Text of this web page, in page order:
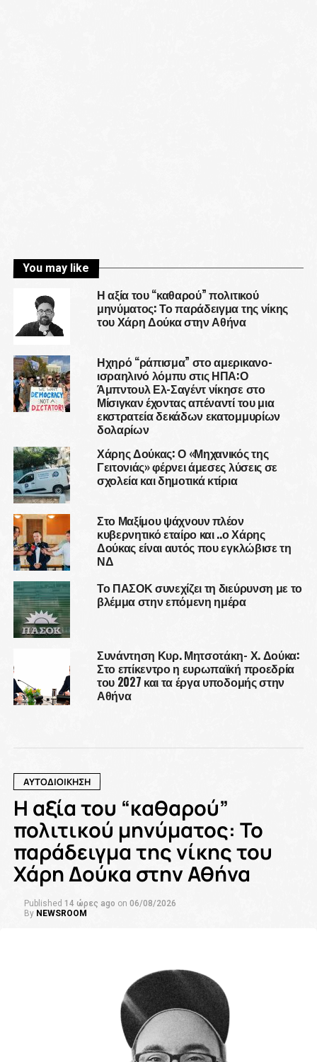
You may like
Η αξία του “καθαρού” πολιτικού
μηνύματος: Το παράδειγμα της νίκης
του Χάρη Δούκα στην Αθήνα
Ηχηρό “ράπισμα” στο αμερικανο-
ισραηλινό λόμπυ στις ΗΠΑ:Ο
Άμπντουλ Ελ-Σαγέντ νίκησε στο
Μίσιγκαν έχοντας απέναντί του μια
εκστρατεία δεκάδων εκατομμυρίων
δολαρίων
Χάρης Δούκας: Ο «Μηχανικός της
Γειτονιάς» φέρνει άμεσες λύσεις σε
σχολεία και δημοτικά κτίρια
Στο Μαξίμου ψάχνουν πλέον
κυβερνητικό εταίρο και ..ο Χάρης
Δούκας είναι αυτός που εγκλώβισε τη
ΝΔ
Το ΠΑΣΟΚ συνεχίζει τη διεύρυνση με το
βλέμμα στην επόμενη ημέρα
Συνάντηση Κυρ. Μητσοτάκη- Χ. Δούκα:
Στο επίκεντρο η ευρωπαϊκή προεδρία
του 2027 και τα έργα υποδομής στην
Αθήνα
ΑΥΤΟΔΙΟΙΚΗΣΗ
Η αξία του “καθαρού”
πολιτικού μηνύματος: Το
παράδειγμα της νίκης του
Χάρη Δούκα στην Αθήνα
Published 14 ώρες ago on 06/08/2026
By NEWSROOM